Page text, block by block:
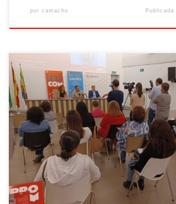
por camacho
Hoy ha arrancado una nueva entrega de
“Programa Profesionales del Comercio”. La
cuarta entrega ha estado impartida por Gema
Grupo Bestseller, propietario de más de 20
presencia en más de 70 mercados
más]